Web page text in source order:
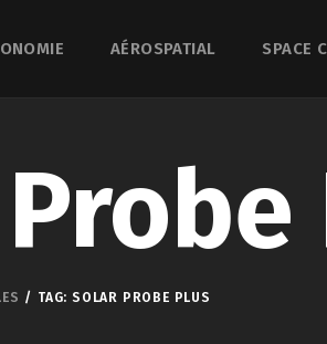
AÉROSPATIAL SPACE
TAG: SOLAR PROBE PLUS